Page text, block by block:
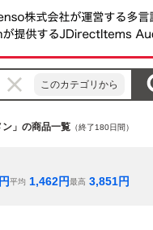
このカテゴリから
ン」の商品一覧 （終了180日間）
円平均 1,462円最高 3,851円